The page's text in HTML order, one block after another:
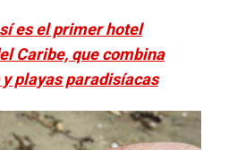
es el primer hotel
Caribe, que combina
playas paradisíacas